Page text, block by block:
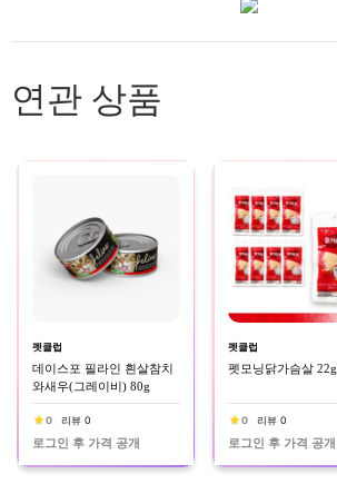
연관 상품
펫클럽
데이스포 필라인 흰살참치
와새우(그레이비) 80g
0 리뷰 0
로그인 후 가격 공개
펫클럽
펫모닝닭가슴살 22g
0 리뷰 0
로그인 후 가격 공개